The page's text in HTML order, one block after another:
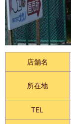
店舗名
所在地
TEL